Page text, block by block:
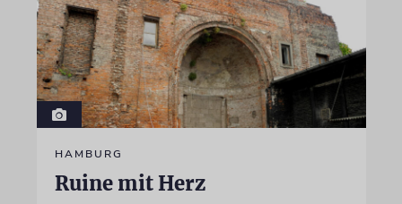
HAMBURG
Ruine mit Herz